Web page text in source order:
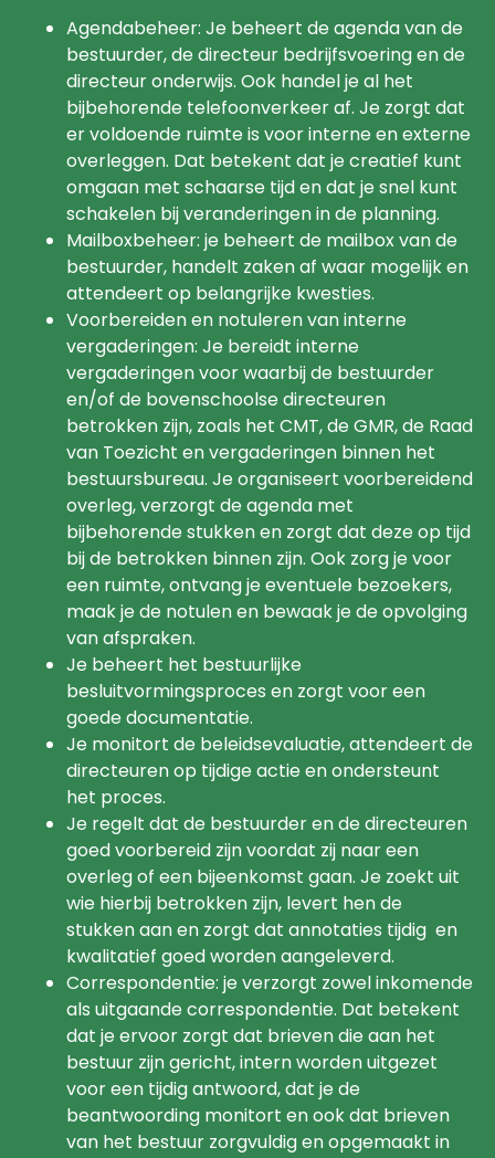
Agendabeheer: Je beheert de agenda van de
bestuurder, de directeur bedrijfsvoering en de
directeur onderwijs. Ook handel je al het
bijbehorende telefoonverkeer af. Je zorgt dat
er voldoende ruimte is voor interne en externe
overleggen. Dat betekent dat je creatief kunt
omgaan met schaarse tijd en dat je snel kunt
schakelen bij veranderingen in de planning.
Mailboxbeheer: je beheert de mailbox van de
bestuurder, handelt zaken af waar mogelijk en
attendeert op belangrijke kwesties.
Voorbereiden en notuleren van interne
vergaderingen: Je bereidt interne
vergaderingen voor waarbij de bestuurder
en/of de bovenschoolse directeuren
betrokken zijn, zoals het CMT, de GMR, de Raad
van Toezicht en vergaderingen binnen het
bestuursbureau. Je organiseert voorbereidend
overleg, verzorgt de agenda met
bijbehorende stukken en zorgt dat deze op tijd
bij de betrokken binnen zijn. Ook zorg je voor
een ruimte, ontvang je eventuele bezoekers,
maak je de notulen en bewaak je de opvolging
van afspraken.
Je beheert het bestuurlijke
besluitvormingsproces en zorgt voor een
goede documentatie.
Je monitort de beleidsevaluatie, attendeert de
directeuren op tijdige actie en ondersteunt
het proces.
Je regelt dat de bestuurder en de directeuren
goed voorbereid zijn voordat zij naar een
overleg of een bijeenkomst gaan. Je zoekt uit
wie hierbij betrokken zijn, levert hen de
stukken aan en zorgt dat annotaties tijdig en
kwalitatief goed worden aangeleverd.
Correspondentie: je verzorgt zowel inkomende
als uitgaande correspondentie. Dat betekent
dat je ervoor zorgt dat brieven die aan het
bestuur zijn gericht, intern worden uitgezet
voor een tijdig antwoord, dat je de
beantwoording monitort en ook dat brieven
van het bestuur zorgvuldig en opgemaakt in